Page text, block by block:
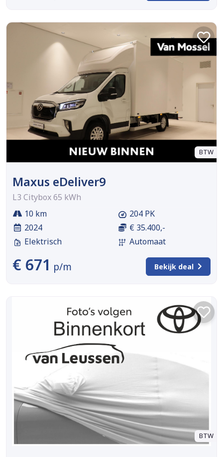
BTW
Maxus eDeliver9
L3 Citybox 65 kWh
10 km
2024
Elektrisch
204 PK
€ 35.400,-
Automaat
€ 671 p/m Bekijk deal
BTW